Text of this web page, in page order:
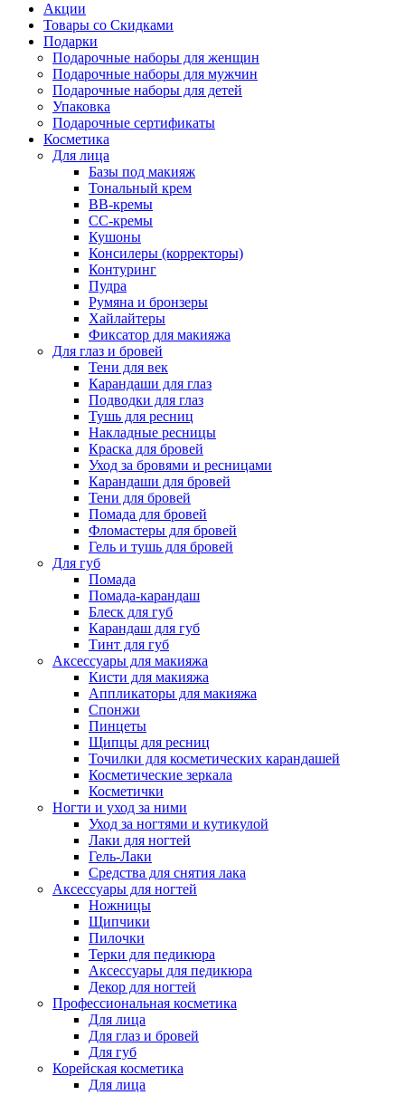
Акции
Товары со Скидками
Подарки
Подарочные наборы для женщин
Подарочные наборы для мужчин
Подарочные наборы для детей
Упаковка
Подарочные сертификаты
Косметика
Для лица
Базы под макияж
Тональный крем
BB-кремы
CC-кремы
Кушоны
Консилеры (корректоры)
Контуринг
Пудра
Румяна и бронзеры
Хайлайтеры
Фиксатор для макияжа
Для глаз и бровей
Тени для век
Карандаши для глаз
Подводки для глаз
Тушь для ресниц
Накладные ресницы
Краска для бровей
Уход за бровями и ресницами
Карандаши для бровей
Тени для бровей
Помада для бровей
Фломастеры для бровей
Гель и тушь для бровей
Для губ
Помада
Помада-карандаш
Блеск для губ
Карандаш для губ
Тинт для губ
Аксессуары для макияжа
Кисти для макияжа
Аппликаторы для макияжа
Спонжи
Пинцеты
Щипцы для ресниц
Точилки для косметических карандашей
Косметические зеркала
Косметички
Ногти и уход за ними
Уход за ногтями и кутикулой
Лаки для ногтей
Гель-Лаки
Средства для снятия лака
Аксессуары для ногтей
Ножницы
Щипчики
Пилочки
Терки для педикюра
Аксессуары для педикюра
Декор для ногтей
Профессиональная косметика
Для лица
Для глаз и бровей
Для губ
Корейская косметика
Для лица